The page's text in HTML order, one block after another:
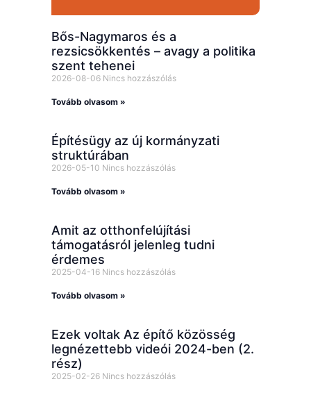
Bős-Nagymaros és a
rezsicsökkentés – avagy a politika
szent tehenei
2026-08-06 Nincs hozzászólás
Tovább olvasom »
Építésügy az új kormányzati
struktúrában
2026-05-10 Nincs hozzászólás
Tovább olvasom »
Amit az otthonfelújítási
támogatásról jelenleg tudni
érdemes
2025-04-16 Nincs hozzászólás
Tovább olvasom »
Ezek voltak Az építő közösség
legnézettebb videói 2024-ben (2.
rész)
2025-02-26 Nincs hozzászólás